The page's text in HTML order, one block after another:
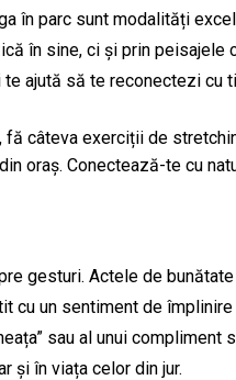
în parc sunt modalități
în sine, ci și prin peisajele
ajută să te reconectezi cu
fă câteva exerciții de
oraș. Conectează-te cu
gesturi. Actele de
cu un sentiment de
sau al unui compliment
și în viața celor din jur.